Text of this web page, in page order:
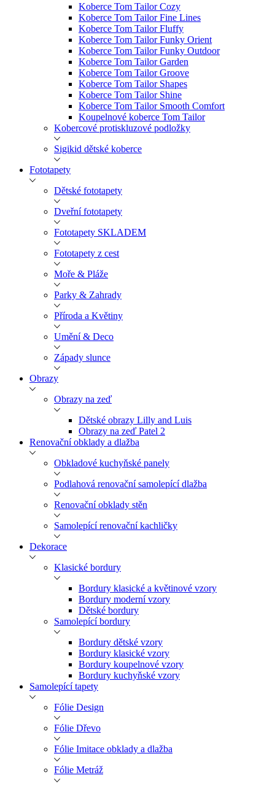
Koberce Tom Tailor Cozy
Koberce Tom Tailor Fine Lines
Koberce Tom Tailor Fluffy
Koberce Tom Tailor Funky Orient
Koberce Tom Tailor Funky Outdoor
Koberce Tom Tailor Garden
Koberce Tom Tailor Groove
Koberce Tom Tailor Shapes
Koberce Tom Tailor Shine
Koberce Tom Tailor Smooth Comfort
Koupelnové koberce Tom Tailor
Kobercové protiskluzové podložky
Sigikid dětské koberce
Fototapety
Dětské fototapety
Dveřní fototapety
Fototapety SKLADEM
Fototapety z cest
Moře & Pláže
Parky & Zahrady
Příroda a Květiny
Umění & Deco
Západy slunce
Obrazy
Obrazy na zeď
Dětské obrazy Lilly and Luis
Obrazy na zeď Patel 2
Renovační obklady a dlažba
Obkladové kuchyňské panely
Podlahová renovační samolepící dlažba
Renovační obklady stěn
Samolepící renovační kachličky
Dekorace
Klasické bordury
Bordury klasické a květinové vzory
Bordury moderní vzory
Dětské bordury
Samolepící bordury
Bordury dětské vzory
Bordury klasické vzory
Bordury koupelnové vzory
Bordury kuchyňské vzory
Samolepící tapety
Fólie Design
Fólie Dřevo
Fólie Imitace obklady a dlažba
Fólie Metráž